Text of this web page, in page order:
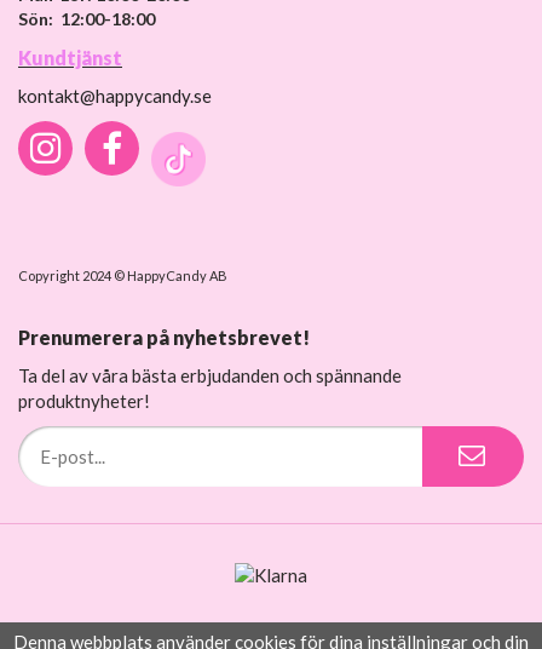
Sön: 12:00-18:00
Kundtjänst
kontakt@happycandy.se
Copyright 2024 © HappyCandy AB
Prenumerera på nyhetsbrevet!
Ta del av våra bästa erbjudanden och spännande
produktnyheter!
Denna webbplats använder cookies för dina inställningar och din